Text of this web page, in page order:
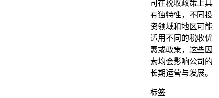
司在税收政策上具
有独特性，不同投
资领域和地区可能
适用不同的税收优
惠或政策，这些因
素均会影响公司的
长期运营与发展。
标签